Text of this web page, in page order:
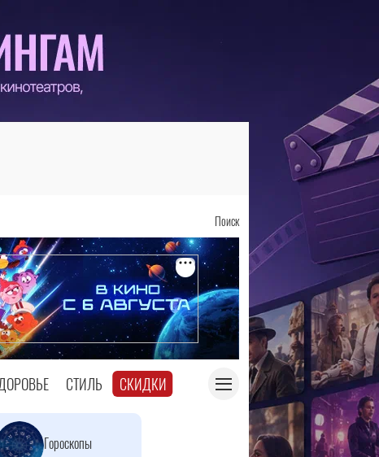
Поиск
СТИЛЬ СКИДКИ
Гороскопы